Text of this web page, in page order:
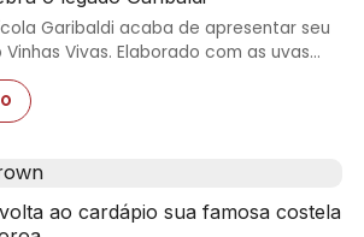
Garibaldi acaba de apresentar seu
Vivas. Elaborado com as uvas…
ao cardápio sua famosa costela